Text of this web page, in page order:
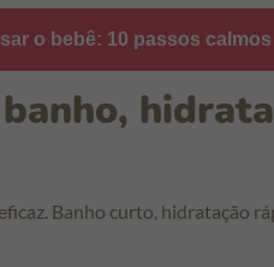
o bebê: 10 passos calmos
Banho curto, hidratação